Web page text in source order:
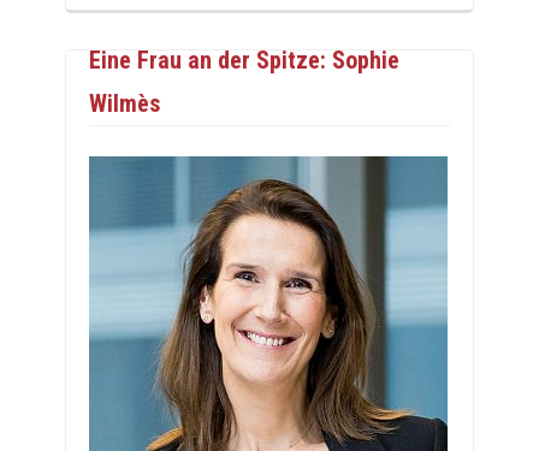
Eine Frau an der Spitze: Sophie
Wilmès